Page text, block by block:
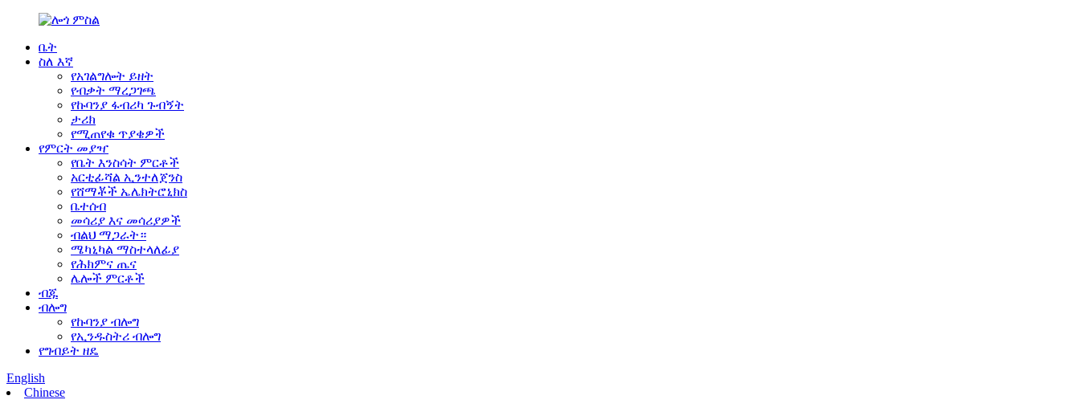
ቤት
ስለ እኛ
የአገልግሎት ይዘት
የብቃት ማረጋገጫ
የኩባንያ ፋብሪካ ጉብኝት
ታሪክ
የሚጠየቁ ጥያቄዎች
የምርት መያዣ
የቤት እንስሳት ምርቶች
አርቲፊሻል ኢንተለጀንስ
የሸማቾች ኤሌክትሮኒክስ
ቤተሰብ
መሳሪያ እና መሳሪያዎች
ብልህ ማጋራት።
ሜካኒካል ማስተላለፊያ
የሕክምና ጤና
ሌሎች ምርቶች
ብጁ
ብሎግ
የኩባንያ ብሎግ
የኢንዱስትሪ ብሎግ
የግብይት ዘዴ
English
Chinese